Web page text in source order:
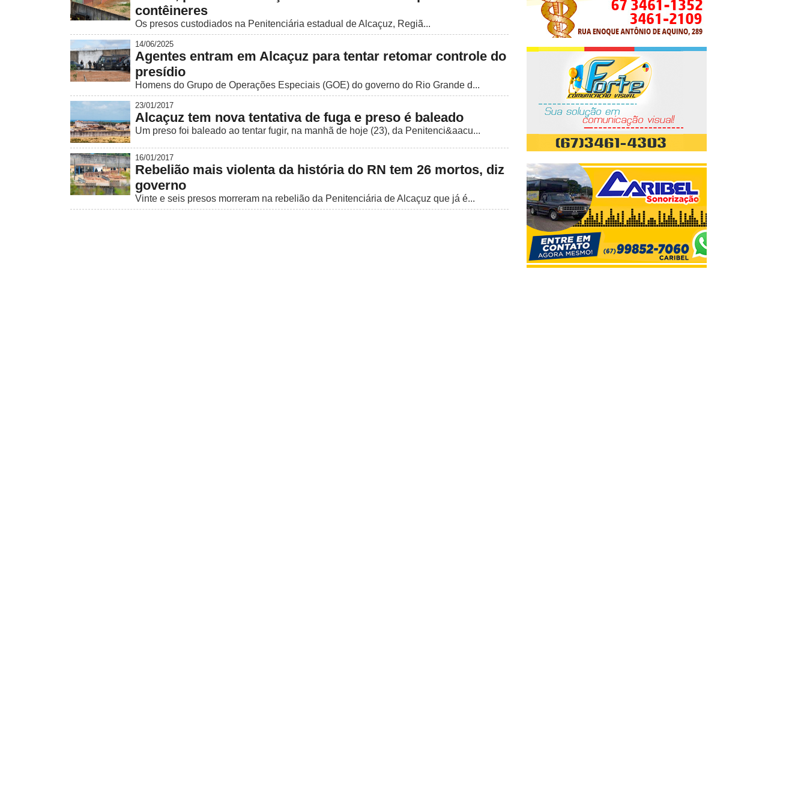
contêineres
Os presos custodiados na Penitenciária estadual de Alcaçuz, Regiã...
14/06/2025
Agentes entram em Alcaçuz para tentar retomar controle do
presídio
Homens do Grupo de Operações Especiais (GOE) do governo do Rio Grande d...
23/01/2017
Alcaçuz tem nova tentativa de fuga e preso é baleado
Um preso foi baleado ao tentar fugir, na manhã de hoje (23), da Penitenci&aacu...
16/01/2017
Rebelião mais violenta da história do RN tem 26 mortos, diz
governo
Vinte e seis presos morreram na rebelião da Penitenciária de Alcaçuz que já é...